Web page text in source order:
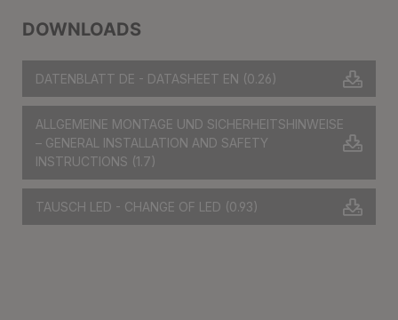
DOWNLOADS
DATENBLATT DE - DATASHEET EN (0.26)
ALLGEMEINE MONTAGE UND SICHERHEITSHINWEISE
– GENERAL INSTALLATION AND SAFETY
INSTRUCTIONS (1.7)
TAUSCH LED - CHANGE OF LED (0.93)